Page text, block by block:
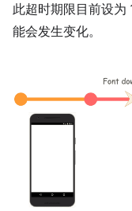
此超时期限目前设
能会发生变化。